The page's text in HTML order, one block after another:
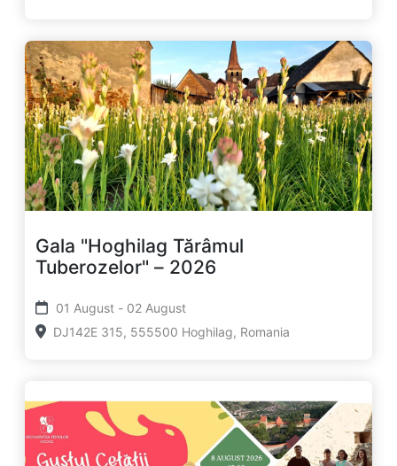
Gala "Hoghilag Tărâmul
Tuberozelor" – 2026
01 August - 02 August
DJ142E 315, 555500 Hoghilag, Romania